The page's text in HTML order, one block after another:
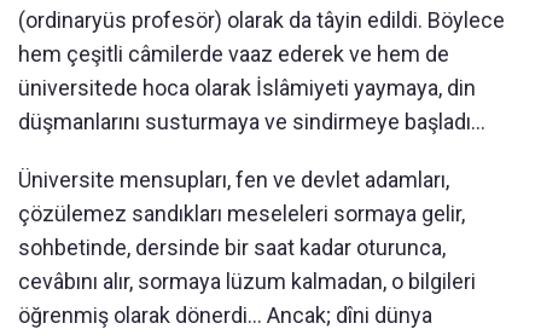
(ordinaryüs profesör) olarak da tâyin edildi. Böylece
hem çeşitli câmilerde vaaz ederek ve hem de
üniversitede hoca olarak İslâmiyeti yaymaya, din
düşmanlarını susturmaya ve sindirmeye başladı...
Üniversite mensupları, fen ve devlet adamları,
çözülemez sandıkları meseleleri sormaya gelir,
sohbetinde, dersinde bir saat kadar oturunca,
cevâbını alır, sormaya lüzum kalmadan, o bilgileri
öğrenmiş olarak dönerdi... Ancak; dîni dünya